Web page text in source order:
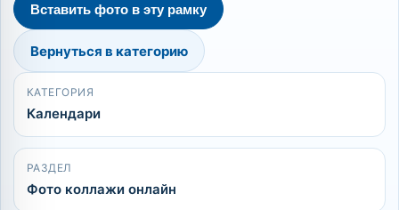
Вставить фото в эту рамку
Вернуться в категорию
КАТЕГОРИЯ
Календари
РАЗДЕЛ
Фото коллажи онлайн